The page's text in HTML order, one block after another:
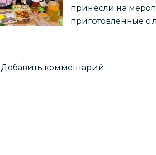
принесли на
приготовленные с
Добавить комментарий